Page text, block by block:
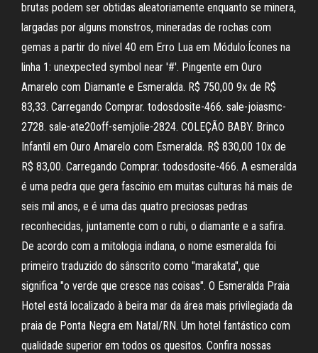
brutas podem ser obtidas aleatoriamente enquanto se minera,
largadas por alguns monstros, mineradas de rochas com
gemas a partir do nível 40 em Erro Lua em Módulo:Ícones na
linha 1: unexpected symbol near '#'. Pingente em Ouro
Amarelo com Diamante e Esmeralda. R$ 750,00 9x de R$
83,33. Carregando Comprar. todosdosite-466. sale-joiasmc-
2728. sale-ate20off-semjolie-2824. COLEÇÃO BABY. Brinco
Infantil em Ouro Amarelo com Esmeralda. R$ 830,00 10x de
R$ 83,00. Carregando Comprar. todosdosite-466. A esmeralda
é uma pedra que gera fascínio em muitas culturas há mais de
seis mil anos, e é uma das quatro preciosas pedras
reconhecidas, juntamente com o rubi, o diamante e a safira.
De acordo com a mitologia indiana, o nome esmeralda foi
primeiro traduzido do sânscrito como "marakata", que
significa "o verde que cresce nas coisas". O Esmeralda Praia
Hotel está localizado à beira mar da área mais privilegiada da
praia de Ponta Negra em Natal/RN. Um hotel fantástico com
qualidade superior em todos os quesitos. Confira nossas